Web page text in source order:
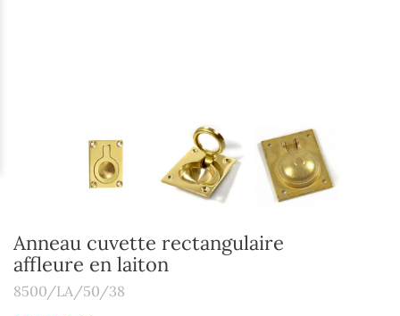
Anneau cuvette rectangulaire
affleure en laiton
8500/LA/50/38